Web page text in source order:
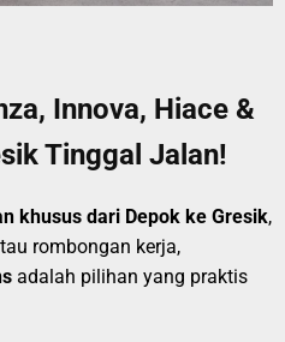
Innova, Hiace &
Tinggal Jalan!
khusus dari Depok ke Gresik,
rombongan kerja,
adalah pilihan yang praktis